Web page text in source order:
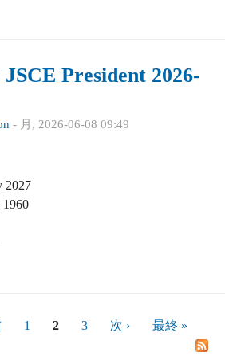
President 2026-
- 月, 2026-06-08 09:49
2027
1960
1 2 3 次 › 最終 »